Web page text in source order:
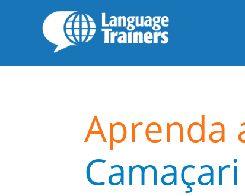
Aprenda
Camaçari